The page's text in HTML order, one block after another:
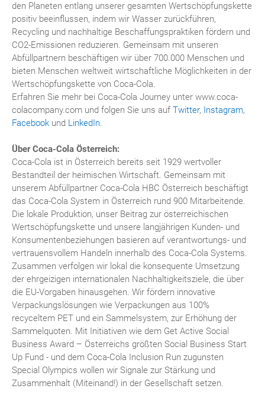
den Planeten entlang unserer gesamten Wertschöpfungskette
positiv beeinflussen, indem wir Wasser zurückführen,
Recycling und nachhaltige Beschaffungspraktiken fördern und
CO2-Emissionen reduzieren. Gemeinsam mit unseren
Abfüllpartnern beschäftigen wir über 700.000 Menschen und
bieten Menschen weltweit wirtschaftliche Möglichkeiten in der
Wertschöpfungskette von Coca-Cola.
Erfahren Sie mehr bei Coca-Cola Journey unter www.coca-
colacompany.com und folgen Sie uns auf Twitter, Instagram,
Facebook und LinkedIn.
Über Coca-Cola Österreich:
Coca-Cola ist in Österreich bereits seit 1929 wertvoller
Bestandteil der heimischen Wirtschaft. Gemeinsam mit
unserem Abfüllpartner Coca-Cola HBC Österreich beschäftigt
das Coca-Cola System in Österreich rund 900 Mitarbeitende.
Die lokale Produktion, unser Beitrag zur österreichischen
Wertschöpfungskette und unsere langjährigen Kunden- und
Konsumentenbeziehungen basieren auf verantwortungs- und
vertrauensvollem Handeln innerhalb des Coca-Cola Systems.
Zusammen verfolgen wir lokal die konsequente Umsetzung
der ehrgeizigen internationalen Nachhaltigkeitsziele, die über
die EU-Vorgaben hinausgehen. Wir fördern innovative
Verpackungslösungen wie Verpackungen aus 100%
recyceltem PET und ein Sammelsystem, zur Erhöhung der
Sammelquoten. Mit Initiativen wie dem Get Active Social
Business Award – Österreichs größten Social Business Start
Up Fund - und dem Coca-Cola Inclusion Run zugunsten
Special Olympics wollen wir Signale zur Stärkung und
Zusammenhalt (Miteinand!) in der Gesellschaft setzen.